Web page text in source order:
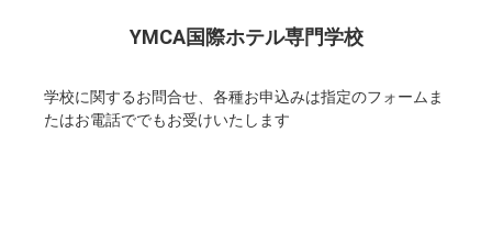
YMCA国際ホテル専門学校
学校に関するお問合せ、各種お申込みは指定のフォームま
たはお電話ででもお受けいたします